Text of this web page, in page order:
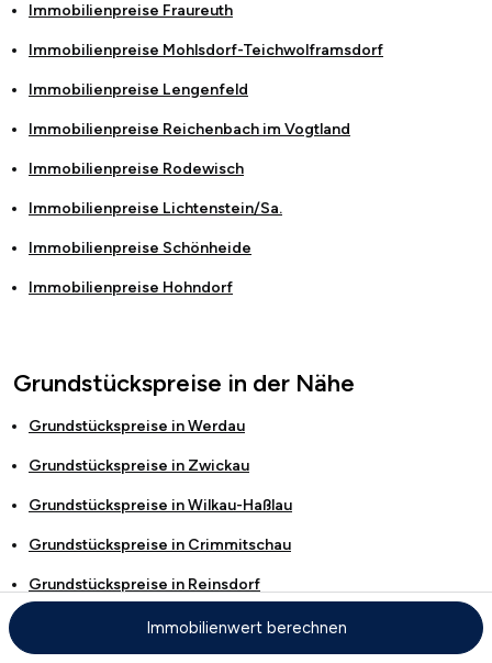
Immobilienpreise Fraureuth
Immobilienpreise Mohlsdorf-Teichwolframsdorf
Immobilienpreise Lengenfeld
Immobilienpreise Reichenbach im Vogtland
Immobilienpreise Rodewisch
Immobilienpreise Lichtenstein/Sa.
Immobilienpreise Schönheide
Immobilienpreise Hohndorf
Grundstückspreise in der Nähe
Grundstückspreise inWerdau
Grundstückspreise in Zwickau
Grundstückspreise inWilkau-Haßlau
Grundstückspreise in Crimmitschau
Grundstückspreise in Reinsdorf
Grundstückspreise inKirchberg
Immobilienwert berechnen